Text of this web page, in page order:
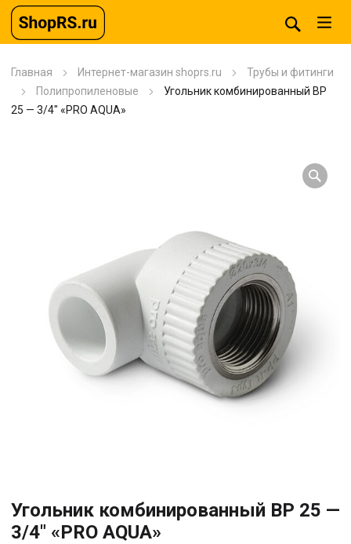
Главная Интернет-магазин shoprs.ru
Трубы и фитинги
Полипропиленовые
Угольник комбинированный BP
25 — 3/4″ «PRO AQUA»
Угольник комбинированный BP 25 —
3/4″ «PRO AQUA»